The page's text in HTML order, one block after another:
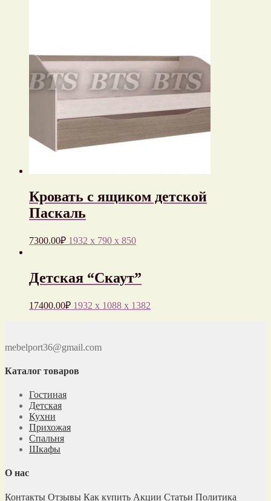
Кровать с ящиком детской
Паскаль
7300.00₽ 1932 x 790 x 850
Детская “Скаут”
17400.00₽ 1932 x 1088 x 1382
mebelport36@gmail.com
Каталог товаров
Гостиная
Детская
Кухни
Прихожая
Спальня
Шкафы
О нас
Контакты Отзывы Как купить Акции Статьи Политика